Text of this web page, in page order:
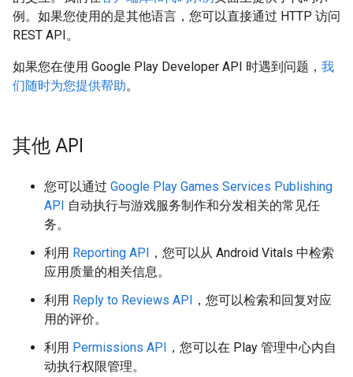
例。如果您使用的是其他语言，您可以直接通过 HTTP 访问
REST API。
如果您在使用 Google Play Developer API 时遇到问题， 我
们随时为您提供帮助。
其他 API
您可以通过 Google Play Games Services Publishing
API 自动执行与游戏服务制作和分发相关的常见任
务。
利用 Reporting API ，您可以从 Android Vitals 中检索
应用质量的相关信息。
利用 Reply to Reviews API ，您可以检索和回复对应
用的评价。
利用 Permissions API ，您可以在 Play 管理中心内自
动执行权限管理。